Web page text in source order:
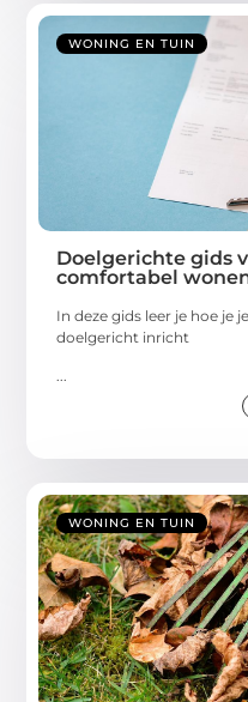
WONING EN TUIN
Doelgerichte gids
comfortabel
In deze gids leer je hoe je
doelgericht inricht
...
WONING EN TUIN